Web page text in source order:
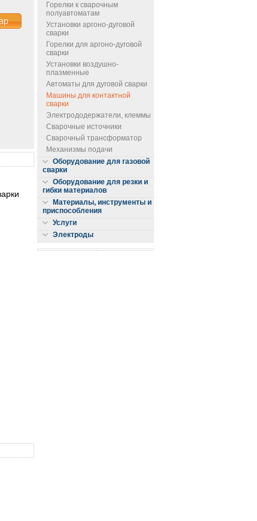
Горелки к сварочным
полуавтоматам
Установки аргоно-дуговой
сварки
Горелки для аргоно-дуговой
сварки
Установки воздушно-
плазменные
Автоматы для дуговой сварки
Машины для контактной
сварки
Электрододержатели, клеммы
Сварочные источники
Сварочный трансформатор
Механизмы подачи
Оборудование для газовой
сварки
Оборудование для резки и
гибки материалов
Материалы, инструменты и
приспособления
Услуги
Электроды